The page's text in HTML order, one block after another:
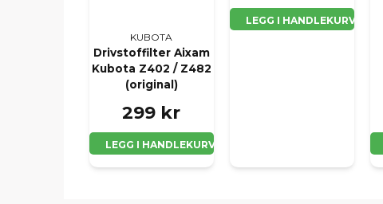
KUBOTA
Drivstoffilter Aixam
Kubota Z402 / Z482
(original)
299 kr
LEGG I HANDLEKURV
LEGG I HANDLEKURV